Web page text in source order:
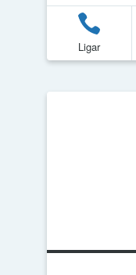
Ligar